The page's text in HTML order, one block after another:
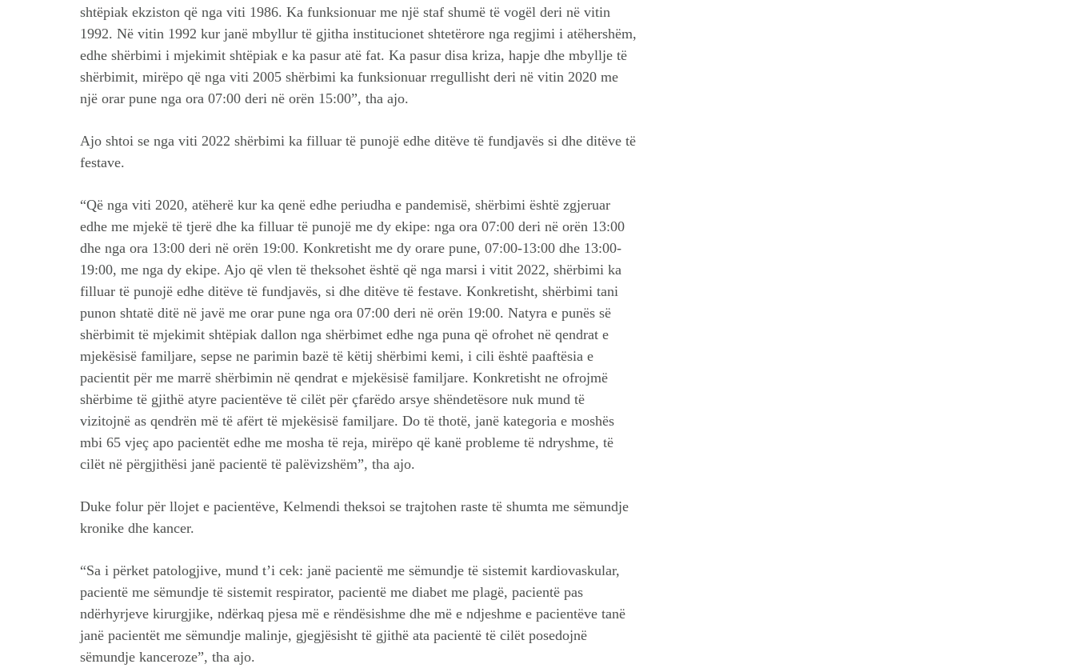
shtëpiak ekziston që nga viti 1986. Ka funksionuar me një staf shumë të vogël deri në vitin
1992. Në vitin 1992 kur janë mbyllur të gjitha institucionet shtetërore nga regjimi i atëhershëm,
edhe shërbimi i mjekimit shtëpiak e ka pasur atë fat. Ka pasur disa kriza, hapje dhe mbyllje të
shërbimit, mirëpo që nga viti 2005 shërbimi ka funksionuar rregullisht deri në vitin 2020 me
një orar pune nga ora 07:00 deri në orën 15:00”, tha ajo.
Ajo shtoi se nga viti 2022 shërbimi ka filluar të punojë edhe ditëve të fundjavës si dhe ditëve të
festave.
“Që nga viti 2020, atëherë kur ka qenë edhe periudha e pandemisë, shërbimi është zgjeruar
edhe me mjekë të tjerë dhe ka filluar të punojë me dy ekipe: nga ora 07:00 deri në orën 13:00
dhe nga ora 13:00 deri në orën 19:00. Konkretisht me dy orare pune, 07:00-13:00 dhe 13:00-
19:00, me nga dy ekipe. Ajo që vlen të theksohet është që nga marsi i vitit 2022, shërbimi ka
filluar të punojë edhe ditëve të fundjavës, si dhe ditëve të festave. Konkretisht, shërbimi tani
punon shtatë ditë në javë me orar pune nga ora 07:00 deri në orën 19:00. Natyra e punës së
shërbimit të mjekimit shtëpiak dallon nga shërbimet edhe nga puna që ofrohet në qendrat e
mjekësisë familjare, sepse ne parimin bazë të këtij shërbimi kemi, i cili është paaftësia e
pacientit për me marrë shërbimin në qendrat e mjekësisë familjare. Konkretisht ne ofrojmë
shërbime të gjithë atyre pacientëve të cilët për çfarëdo arsye shëndetësore nuk mund të
vizitojnë as qendrën më të afërt të mjekësisë familjare. Do të thotë, janë kategoria e moshës
mbi 65 vjeç apo pacientët edhe me mosha të reja, mirëpo që kanë probleme të ndryshme, të
cilët në përgjithësi janë pacientë të palëvizshëm”, tha ajo.
Duke folur për llojet e pacientëve, Kelmendi theksoi se trajtohen raste të shumta me sëmundje
kronike dhe kancer.
“Sa i përket patologjive, mund t’i cek: janë pacientë me sëmundje të sistemit kardiovaskular,
pacientë me sëmundje të sistemit respirator, pacientë me diabet me plagë, pacientë pas
ndërhyrjeve kirurgjike, ndërkaq pjesa më e rëndësishme dhe më e ndjeshme e pacientëve tanë
janë pacientët me sëmundje malinje, gjegjësisht të gjithë ata pacientë të cilët posedojnë
sëmundje kanceroze”, tha ajo.